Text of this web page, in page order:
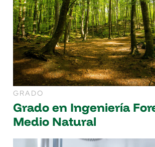
GRADO
Grado en Ingeniería
Medio Natural